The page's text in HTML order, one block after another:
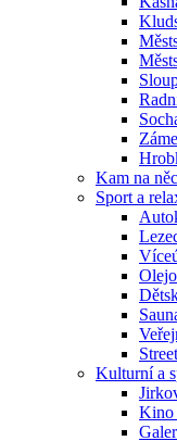
Kam na
Sport a
Kulturní a
Kino